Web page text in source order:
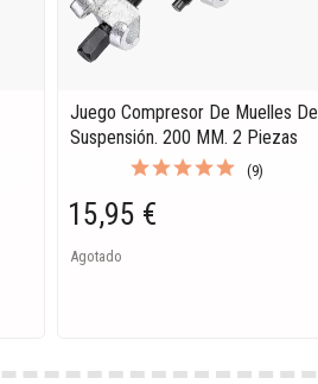
Juego Compresor De Muelles De
Suspensión. 200 MM. 2 Piezas
(9)
15,95 €
Agotado